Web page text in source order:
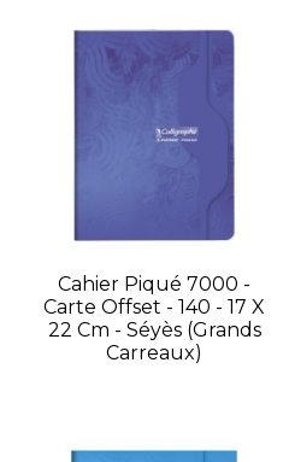
Cahier Piqué 7000 -
Carte Offset - 140 - 17 X
22 Cm - Séyès (grands
Carreaux)